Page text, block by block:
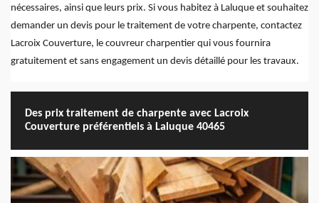
nécessaires, ainsi que leurs prix. Si vous habitez à Laluque et souhaitez
demander un devis pour le traitement de votre charpente, contactez
Lacroix Couverture, le couvreur charpentier qui vous fournira
gratuitement et sans engagement un devis détaillé pour les travaux.
Des prix traitement de charpente avec Lacroix
Couverture préférentiels à Laluque 40465